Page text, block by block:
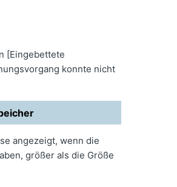
[Eingebettete
konnte nicht
angezeigt, wenn die
größer als die Größe